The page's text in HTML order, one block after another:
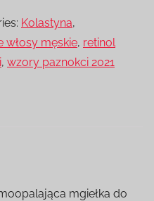
Kolastyna,
włosy męskie, retinol
, wzory paznokci 2021
mgiełka do